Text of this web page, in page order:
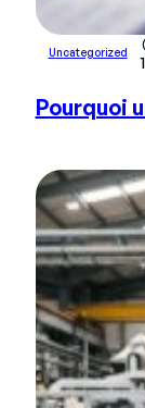
Uncategorized
Pourquoi